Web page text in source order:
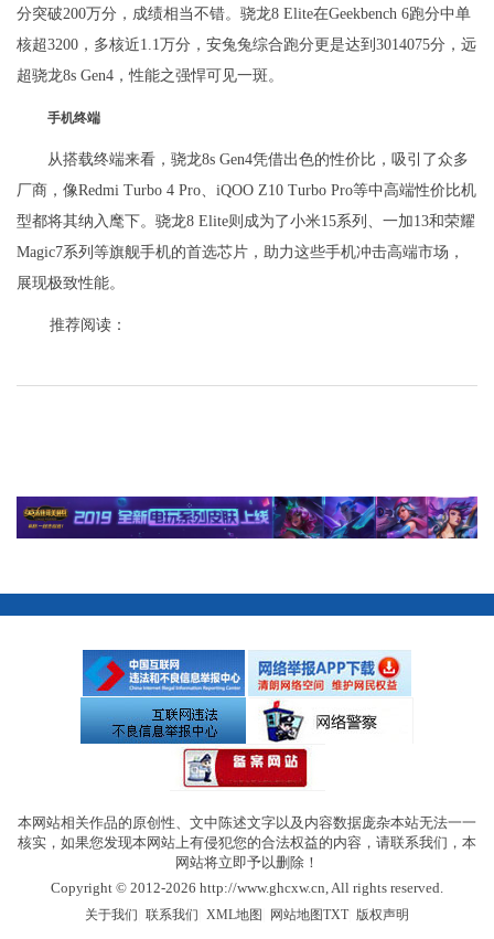
分突破200万分，成绩相当不错。骁龙8 Elite在Geekbench 6跑分中单
核超3200，多核近1.1万分，安兔兔综合跑分更是达到3014075分，远
超骁龙8s Gen4，性能之强悍可见一斑。
手机终端
从搭载终端来看，骁龙8s Gen4凭借出色的性价比，吸引了众多
厂商，像Redmi Turbo 4 Pro、iQOO Z10 Turbo Pro等中高端性价比机
型都将其纳入麾下。骁龙8 Elite则成为了小米15系列、一加13和荣耀
Magic7系列等旗舰手机的首选芯片，助力这些手机冲击高端市场，
展现极致性能。
推荐阅读：
本网站相关作品的原创性、文中陈述文字以及内容数据庞杂本站无法一一
核实，如果您发现本网站上有侵犯您的合法权益的内容，请联系我们，本
网站将立即予以删除！
Copyright © 2012-2026 http://www.ghcxw.cn, All rights reserved.
关于我们 联系我们 XML地图 网站地图TXT| 版权声明